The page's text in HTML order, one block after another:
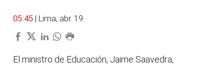
05:45 | Lima, abr. 19.
El ministro de Educación, Jaime Saavedra,